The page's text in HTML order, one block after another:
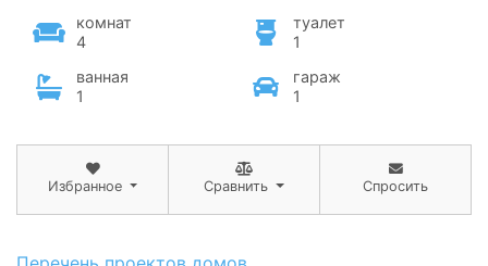
комнат
4
туалет
1
ванная
1
гараж
1
Избранное Сравнить Спросить